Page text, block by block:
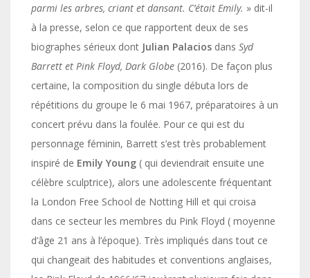
parmi les arbres, criant et dansant. C’était Emily. » dit-il
à la presse, selon ce que rapportent deux de ses
biographes sérieux dont Julian Palacios dans Syd
Barrett et Pink Floyd, Dark Globe (2016). De façon plus
certaine, la composition du single débuta lors de
répétitions du groupe le 6 mai 1967, préparatoires à un
concert prévu dans la foulée. Pour ce qui est du
personnage féminin, Barrett s’est très probablement
inspiré de Emily Young ( qui deviendrait ensuite une
célèbre sculptrice), alors une adolescente fréquentant
la London Free School de Notting Hill et qui croisa
dans ce secteur les membres du Pink Floyd ( moyenne
d’âge 21 ans à l’époque). Très impliqués dans tout ce
qui changeait des habitudes et conventions anglaises,